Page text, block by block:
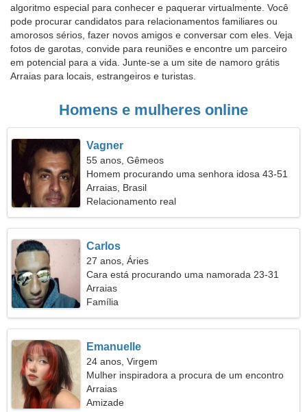
algoritmo especial para conhecer e paquerar virtualmente. Você
pode procurar candidatos para relacionamentos familiares ou
amorosos sérios, fazer novos amigos e conversar com eles. Veja
fotos de garotas, convide para reuniões e encontre um parceiro
em potencial para a vida. Junte-se a um site de namoro grátis
Arraias para locais, estrangeiros e turistas.
Homens e mulheres online
Vagner
55 anos, Gêmeos
Homem procurando uma senhora idosa 43-51
Arraias, Brasil
Relacionamento real
Carlos
27 anos, Áries
Cara está procurando uma namorada 23-31
Arraias
Família
Emanuelle
24 anos, Virgem
Mulher inspiradora a procura de um encontro
Arraias
Amizade